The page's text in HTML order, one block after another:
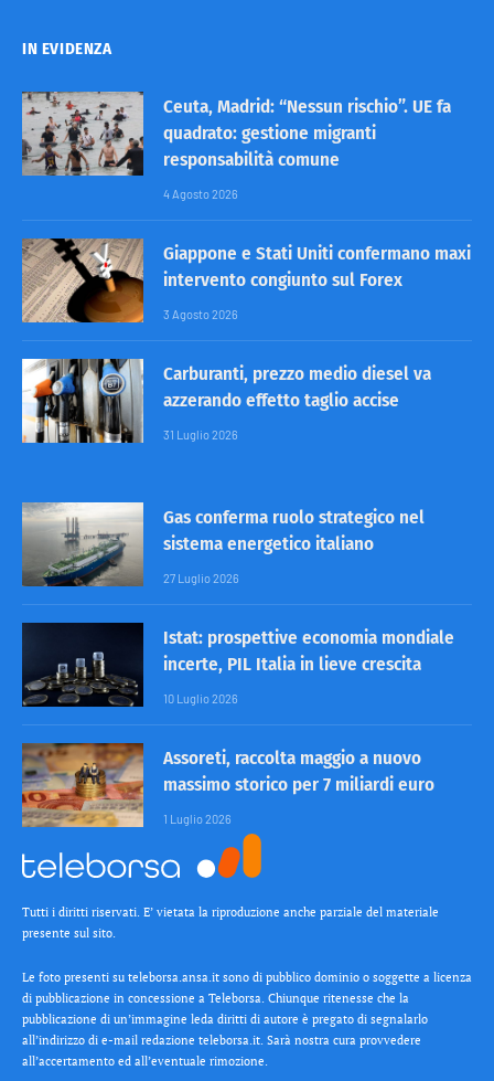
IN EVIDENZA
Ceuta, Madrid: “Nessun rischio”. UE fa
quadrato: gestione migranti
responsabilità comune
4 Agosto 2026
Giappone e Stati Uniti confermano maxi
intervento congiunto sul Forex
3 Agosto 2026
Carburanti, prezzo medio diesel va
azzerando effetto taglio accise
31 Luglio 2026
Gas conferma ruolo strategico nel
sistema energetico italiano
27 Luglio 2026
Istat: prospettive economia mondiale
incerte, PIL Italia in lieve crescita
10 Luglio 2026
Assoreti, raccolta maggio a nuovo
massimo storico per 7 miliardi euro
1 Luglio 2026
Tutti i diritti riservati. E’ vietata la riproduzione anche parziale del materiale
presente sul sito.
Le foto presenti su teleborsa.ansa.it sono di pubblico dominio o soggette a licenza
di pubblicazione in concessione a Teleborsa. Chiunque ritenesse che la
pubblicazione di un’immagine leda diritti di autore è pregato di segnalarlo
all’indirizzo di e-mail redazione teleborsa.it. Sarà nostra cura provvedere
all’accertamento ed all’eventuale rimozione.